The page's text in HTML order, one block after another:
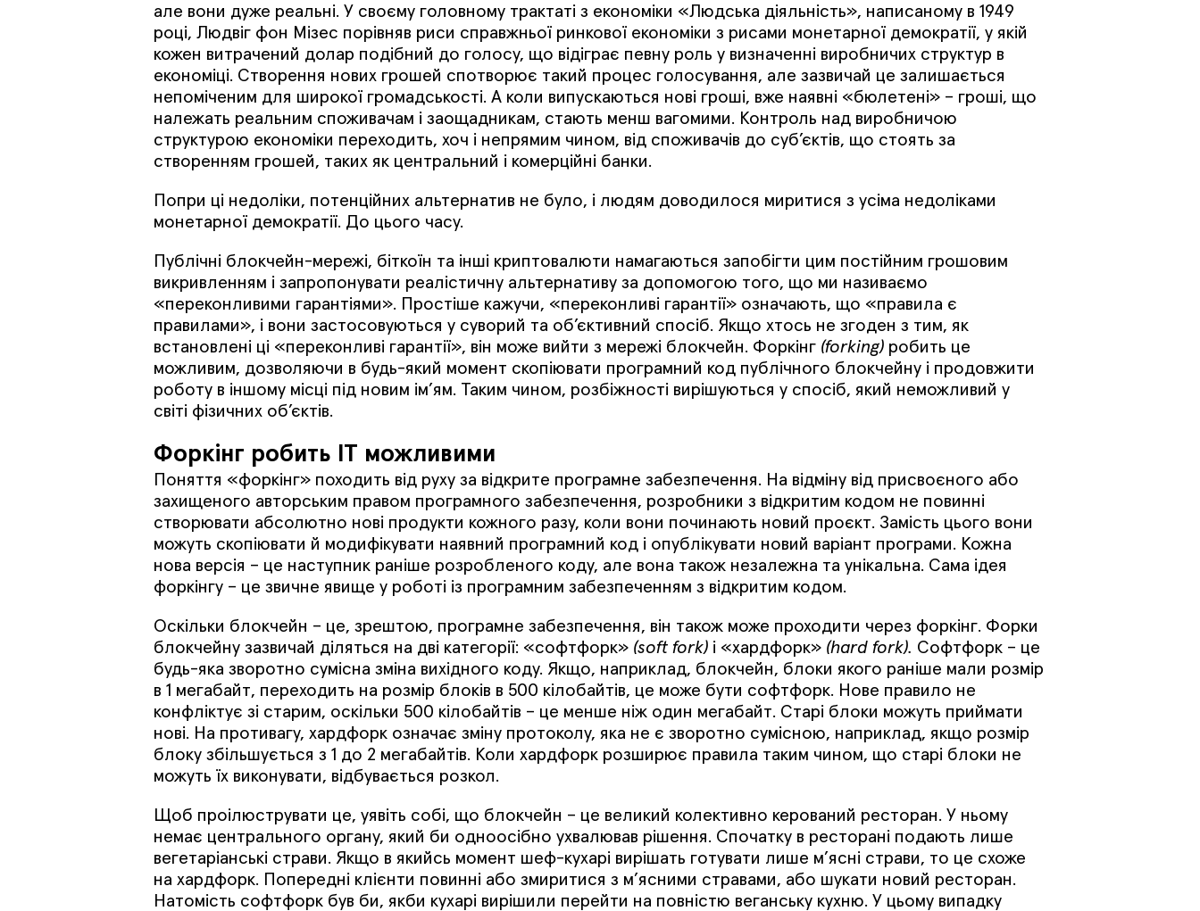
але вони дуже реальні. У своєму головному трактаті з економіки «Людська діяльність», написаному в 1949
році, Людвіг фон Мізес порівняв риси справжньої ринкової економіки з рисами монетарної демократії, у якій
кожен витрачений долар подібний до голосу, що відіграє певну роль у визначенні виробничих структур в
економіці. Створення нових грошей спотворює такий процес голосування, але зазвичай це залишається
непоміченим для широкої громадськості. А коли випускаються нові гроші, вже наявні «бюлетені» – гроші, що
належать реальним споживачам і заощадникам, стають менш вагомими. Контроль над виробничою
структурою економіки переходить, хоч і непрямим чином, від споживачів до суб’єктів, що стоять за
створенням грошей, таких як центральний і комерційні банки.
Попри ці недоліки, потенційних альтернатив не було, і людям доводилося миритися з усіма недоліками
монетарної демократії. До цього часу.
Публічні блокчейн-мережі, біткоїн та інші криптовалюти намагаються запобігти цим постійним грошовим
викривленням і запропонувати реалістичну альтернативу за допомогою того, що ми називаємо
«переконливими гарантіями». Простіше кажучи, «переконливі гарантії» означають, що «правила є
правилами», і вони застосовуються у суворий та об’єктивний спосіб. Якщо хтось не згоден з тим, як
встановлені ці «переконливі гарантії», він може вийти з мережі блокчейн. Форкінг (forking) робить це
можливим, дозволяючи в будь-який момент скопіювати програмний код публічного блокчейну і продовжити
роботу в іншому місці під новим ім’ям. Таким чином, розбіжності вирішуються у спосіб, який неможливий у
світі фізичних об’єктів.
Форкінг робить IT можливими
Поняття «форкінг» походить від руху за відкрите програмне забезпечення. На відміну від присвоєного або
захищеного авторським правом програмного забезпечення, розробники з відкритим кодом не повинні
створювати абсолютно нові продукти кожного разу, коли вони починають новий проєкт. Замість цього вони
можуть скопіювати й модифікувати наявний програмний код і опублікувати новий варіант програми. Кожна
нова версія – це наступник раніше розробленого коду, але вона також незалежна та унікальна. Сама ідея
форкінгу – це звичне явище у роботі із програмним забезпеченням з відкритим кодом.
Оскільки блокчейн – це, зрештою, програмне забезпечення, він також може проходити через форкінг. Форки
блокчейну зазвичай діляться на дві категорії: «софтфорк» (soft fork) і «хардфорк» (hard fork). Софтфорк – це
будь-яка зворотно сумісна зміна вихідного коду. Якщо, наприклад, блокчейн, блоки якого раніше мали розмір
в 1 мегабайт, переходить на розмір блоків в 500 кілобайтів, це може бути софтфорк. Нове правило не
конфліктує зі старим, оскільки 500 кілобайтів – це менше ніж один мегабайт. Старі блоки можуть приймати
нові. На противагу, хардфорк означає зміну протоколу, яка не є зворотно сумісною, наприклад, якщо розмір
блоку збільшується з 1 до 2 мегабайтів. Коли хардфорк розширює правила таким чином, що старі блоки не
можуть їх виконувати, відбувається розкол.
Щоб проілюструвати це, уявіть собі, що блокчейн – це великий колективно керований ресторан. У ньому
немає центрального органу, який би одноосібно ухвалював рішення. Спочатку в ресторані подають лише
вегетаріанські страви. Якщо в якийсь момент шеф-кухарі вирішать готувати лише м’ясні страви, то це схоже
на хардфорк. Попередні клієнти повинні або змиритися з м’ясними стравами, або шукати новий ресторан.
Натомість софтфорк був би, якби кухарі вирішили перейти на повністю веганську кухню. У цьому випадку